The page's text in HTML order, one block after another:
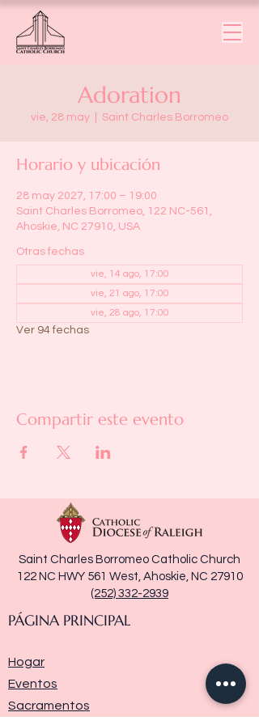
Adoration
vie, 28 may Saint Charles Borromeo
Horario y ubicación
28 may 2027, 17:00 – 19:00
Saint Charles Borromeo, 122 NC-561,
Ahoskie, NC 27910, USA
Otras fechas
vie, 14 ago, 17:00
vie, 21 ago, 17:00
vie, 28 ago, 17:00
Ver 94 fechas
Compartir este evento
Saint Charles Borromeo Catholic Church
122 NC HWY 561 West, Ahoskie, NC 27910
(252) 332-2939
PÁGINA PRINCIPAL
Hogar
Eventos
Sacramentos